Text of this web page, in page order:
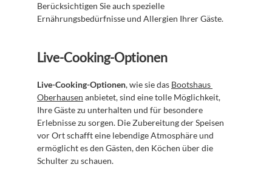
Berücksichtigen Sie auch spezielle
Ernährungsbedürfnisse und Allergien Ihrer Gäste.
Live-Cooking-Optionen
Live-Cooking-Optionen, wie sie das Bootshaus
Oberhausen anbietet, sind eine tolle Möglichkeit,
Ihre Gäste zu unterhalten und für besondere
Erlebnisse zu sorgen. Die Zubereitung der Speisen
vor Ort schafft eine lebendige Atmosphäre und
ermöglicht es den Gästen, den Köchen über die
Schulter zu schauen.